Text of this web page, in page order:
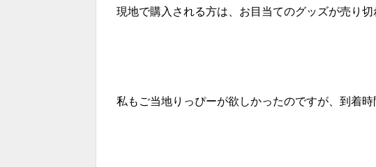
現地で購入される方は、お目当てのグッズが売り切
私もご当地りっぴーが欲しかったのですが、到着時